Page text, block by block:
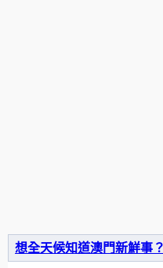
想全天候知道澳門新鮮事